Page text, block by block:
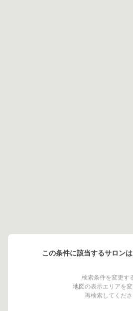
この条件に該当するサロン
検索条件を変更す
地図の表示エリアを
再検索してくだ